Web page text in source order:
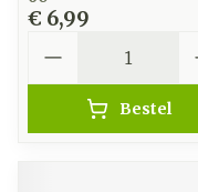
€ 6,99
Bestel